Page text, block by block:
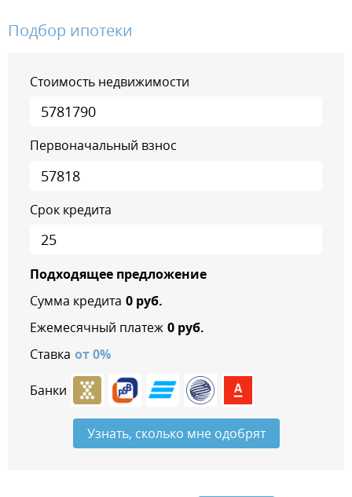
Подбор ипотеки
Стоимость недвижимости
Первоначальный взнос
Срок кредита
Подходящее предложение
Сумма кредита 0руб.
Ежемесячный платеж 0руб.
Ставка от0%
Банки
Узнать, сколько мне одобрят